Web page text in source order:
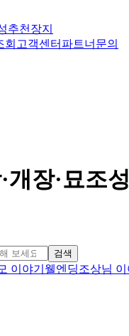
추천장지
회 고객센터 파트너문의
개장·묘조
검색
이야기 웰엔딩조상님 이